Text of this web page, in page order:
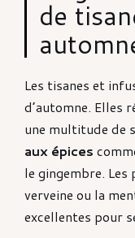
de
Les tisanes et
d’automne. Elles
une multitude de
aux épices
le gingembre.
verveine ou la
excellentes pour